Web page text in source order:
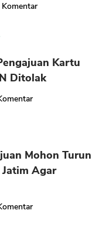
Komentar
Kartu
Ditolak
Mohon Turun
Jatim Agar